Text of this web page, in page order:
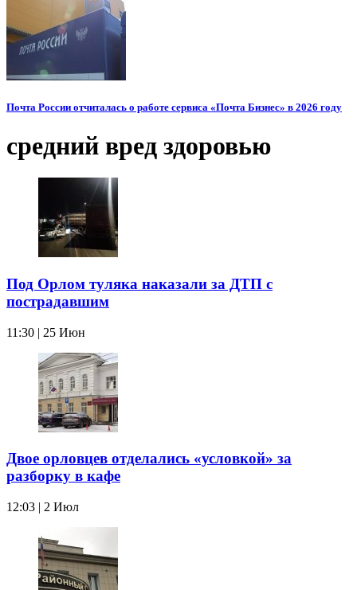
Почта России отчиталась о работе сервиса «Почта Бизнес» в 2026 году
средний вред здоровью
Под Орлом туляка наказали за ДТП с
пострадавшим
11:30 | 25 Июн
Двое орловцев отделались «условкой» за
разборку в кафе
12:03 | 2 Июл